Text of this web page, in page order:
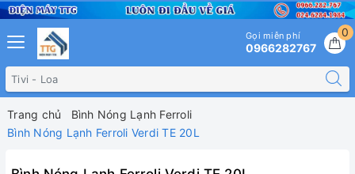
0
Gọi miễn phí
0966282767
Trang chủ
Bình Nóng Lạnh Ferroli
Bình Nóng Lạnh Ferroli Verdi TE 20L